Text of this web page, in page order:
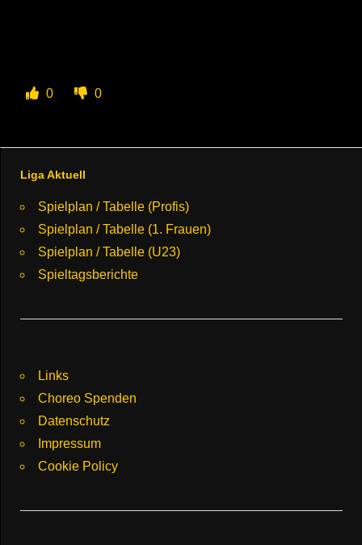
0 0
Liga Aktuell
Spielplan / Tabelle (Profis)
Spielplan / Tabelle (1. Frauen)
Spielplan / Tabelle (U23)
Spieltagsberichte
Links
Choreo Spenden
Datenschutz
Impressum
Cookie Policy